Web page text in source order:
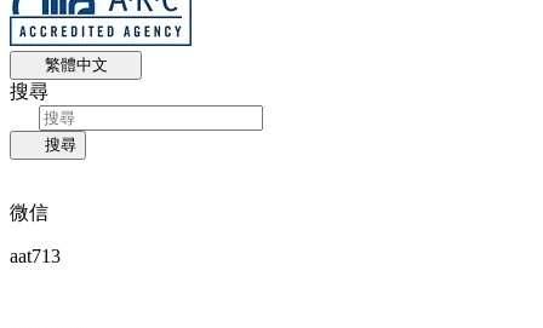
繁體中文
搜尋
搜尋
微信
aat713